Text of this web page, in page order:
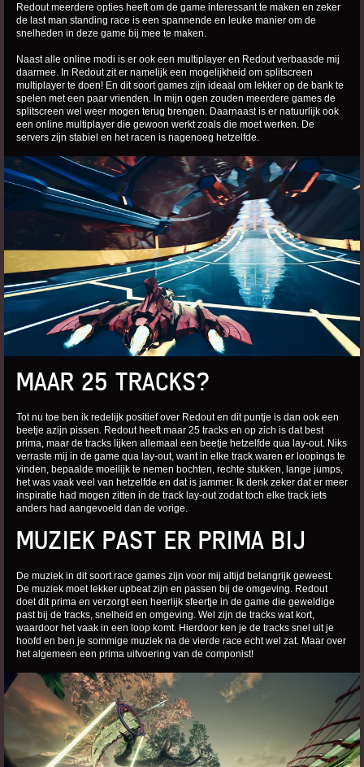
Redout meerdere opties heeft om de game interessant te maken en zeker
de last man standing race is een spannende en leuke manier om de
snelheden in deze game bij mee te maken.
Naast alle online modi is er ook een multiplayer en Redout verbaasde mij
daarmee. In Redout zit er namelijk een mogelijkheid om splitscreen
multiplayer te doen! En dit soort games zijn ideaal om lekker op de bank te
spelen met een paar vrienden. In mijn ogen zouden meerdere games de
splitscreen wel weer mogen terug brengen. Daarnaast is er natuurlijk ook
een online multiplayer die gewoon werkt zoals die moet werken. De
servers zijn stabiel en het racen is nagenoeg hetzelfde.
MAAR 25 TRACKS?
Tot nu toe ben ik redelijk positief over Redout en dit puntje is dan ook een
beetje azijn pissen. Redout heeft maar 25 tracks en op zich is dat best
prima, maar de tracks lijken allemaal een beetje hetzelfde qua lay-out. Niks
verraste mij in de game qua lay-out, want in elke track waren er loopings te
vinden, bepaalde moeilijk te nemen bochten, rechte stukken, lange jumps,
het was vaak veel van hetzelfde en dat is jammer. Ik denk zeker dat er meer
inspiratie had mogen zitten in de track lay-out zodat toch elke track iets
anders had aangevoeld dan de vorige.
MUZIEK PAST ER PRIMA BIJ
De muziek in dit soort race games zijn voor mij altijd belangrijk geweest.
De muziek moet lekker upbeat zijn en passen bij de omgeving. Redout
doet dit prima en verzorgt een heerlijk sfeertje in de game die geweldige
past bij de tracks, snelheid en omgeving. Wel zijn de tracks wat kort,
waardoor het vaak in een loop komt. Hierdoor ken je de tracks snel uit je
hoofd en ben je sommige muziek na de vierde race echt wel zat. Maar over
het algemeen een prima uitvoering van de componist!